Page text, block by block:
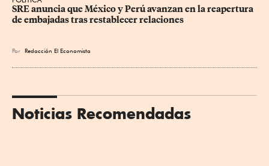
SRE anuncia que México y Perú avanzan en la reapertura
de embajadas tras restablecer relaciones
Por Redacción El Economista
Noticias Recomendadas